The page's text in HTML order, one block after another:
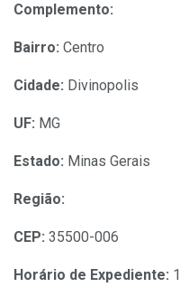
Complemento:
Bairro: Centro
Cidade: Divinopolis
UF: MG
Estado: Minas Gerais
Região:
CEP: 35500-006
Horário de Expediente: